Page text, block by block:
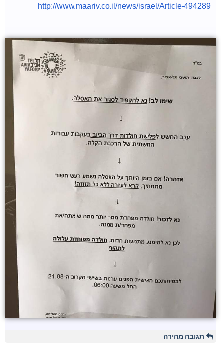
http://www.maariv.co.il/news/israel/Article-494289
תגובה מהירה